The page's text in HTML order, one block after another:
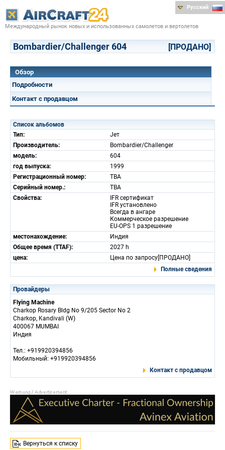
Международный рынок новых и использованных самолетов и вертолетов
Русский
Bombardier/Challenger 604 [ПРОДАНО]
Обзор
Подробности
Контакт с продавцом
Список альбомов
Тип:
Jет
Производитель:
Bombardier/Challenger
модель:
604
год выпуска:
1999
Регистрационный номер:
TBA
Серийный номер.:
TBA
Свойства:
IFR сертификат
IFR установлено
Всегда в ангаре
Коммерческое разрешение
EU-OPS 1 разрешение
местонахождение:
Индия
Общее время (TTAF):
2027 h
цена:
Цена по запросу[ПРОДАНО]
Полные сведения
Провайдеры
Flying Machine
Charkop Rosary Bldg No 9/205 Sector No 2
Charkop, Kandivali (W)
400067 MUMBAI
Индия
Тел.: +919920394856
Мобильный: +919920394856
Контакт с продавцом
Вернуться к списку